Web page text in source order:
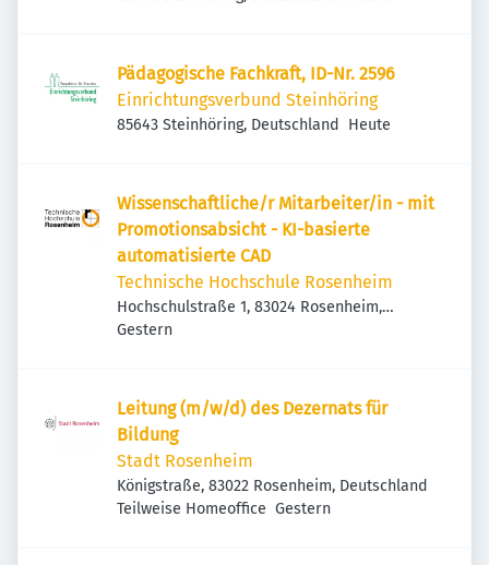
Pädagogische Fachkraft, ID-Nr. 2596
Einrichtungsverbund Steinhöring
85643 Steinhöring, Deutschland Veröffentlicht
Heute
Wissenschaftliche/r Mitarbeiter/in - mit
Promotionsabsicht - KI-basierte
automatisierte CAD
Technische Hochschule Rosenheim
Hochschulstraße 1, 83024 Rosenheim,
Deutschland
Veröffentlicht
Gestern
Leitung (m/w/d) des Dezernats für
Bildung
Stadt Rosenheim
Königstraße, 83022 Rosenheim, Deutschland
Teilweise Homeoffice Veröffentlicht
Gestern